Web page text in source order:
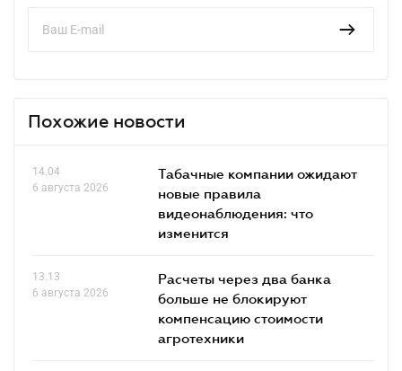
Похожие новости
14.04
6 августа 2026
Табачные компании ожидают
новые правила
видеонаблюдения: что
изменится
13.13
6 августа 2026
Расчеты через два банка
больше не блокируют
компенсацию стоимости
агротехники